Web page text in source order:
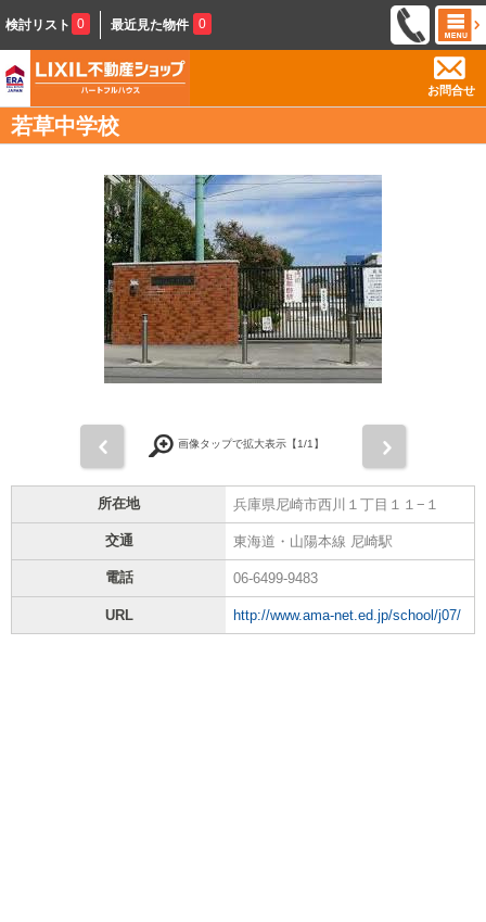
検討リスト 0 最近見た物件 0
お問合せ
若草中学校
画像タップで拡大表示【1/1】
所在地 兵庫県尼崎市西川１丁目１１−１
交通 東海道・山陽本線 尼崎駅
電話 06-6499-9483
URL http://www.ama-net.ed.jp/school/j07/